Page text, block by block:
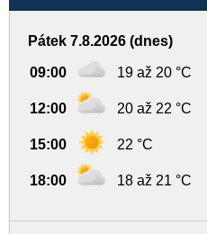
Pátek 7.8.2026 (dnes)
09:00 19 až 20 °C
12:00 20 až 22 °C
15:00 22 °C
18:00 18 až 21 °C